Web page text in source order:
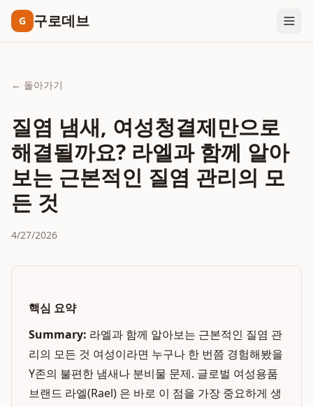
G 구로데브
← 돌아가기
질염 냄새, 여성청결제만으로
해결될까요? 라엘과 함께 알아
보는 근본적인 질염 관리의 모
든 것
4/27/2026
핵심 요약
Summary: 라엘과 함께 알아보는 근본적인 질염 관
리의 모든 것 여성이라면 누구나 한 번쯤 경험해봤을
Y존의 불편한 냄새나 분비물 문제. 글로벌 여성용품
브랜드 라엘(Rael) 은 바로 이 점을 가장 중요하게 생